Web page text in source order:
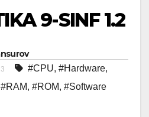
9-SINF 1.2
#CPU, #Hardware,
#RAM, #ROM, #Software